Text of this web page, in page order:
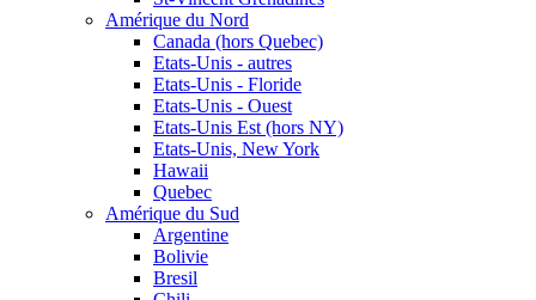
Amérique du Nord
Canada (hors Quebec)
Etats-Unis - autres
Etats-Unis - Floride
Etats-Unis - Ouest
Etats-Unis Est (hors NY)
Etats-Unis, New York
Hawaii
Quebec
Amérique du Sud
Argentine
Bolivie
Bresil